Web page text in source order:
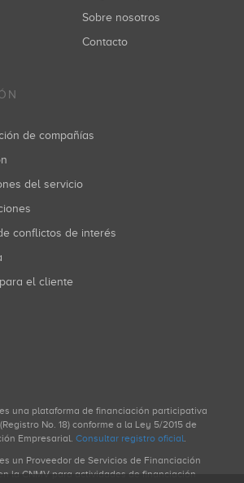
Sobre nosotros
Contacto
de compañías
del servicio
conflictos de interés
el cliente
es una plataforma de financiación participativa
No. 18) conforme a la Ley 5/2015 de
Empresarial. Consultar registro oficial.
un Proveedor de Servicios de Financiación
la CNMV para actividades de financiación